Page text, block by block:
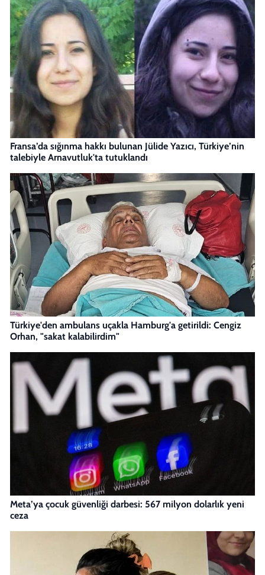
Fransa’da sığınma hakkı bulunan Jülide Yazıcı, Türkiye’nin
talebiyle Arnavutluk'ta tutuklandı
Türkiye'den ambulans uçakla Hamburg'a getirildi: Cengiz
Orhan, "sakat kalabilirdim"
Meta’ya çocuk güvenliği darbesi: 567 milyon dolarlık yeni
ceza